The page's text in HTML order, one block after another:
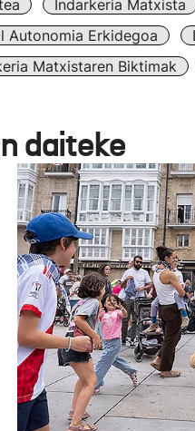
Indarkeria Matxista
Autonomia Erkidegoa
Matxistaren Biktimak
daiteke